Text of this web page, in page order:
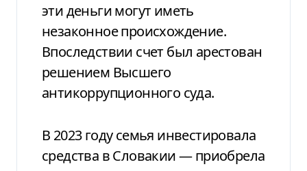
эти деньги могут иметь
незаконное происхождение.
Впоследствии счет был арестован
решением Высшего
антикоррупционного суда.
В 2023 году семья инвестировала
средства в Словакии — приобрела